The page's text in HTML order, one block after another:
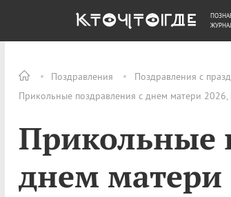
Поздравления Поздравления с
Прикольные поздравления с днем матери 2026,
Прикольные
днем матери
ОБЩЕСТВО